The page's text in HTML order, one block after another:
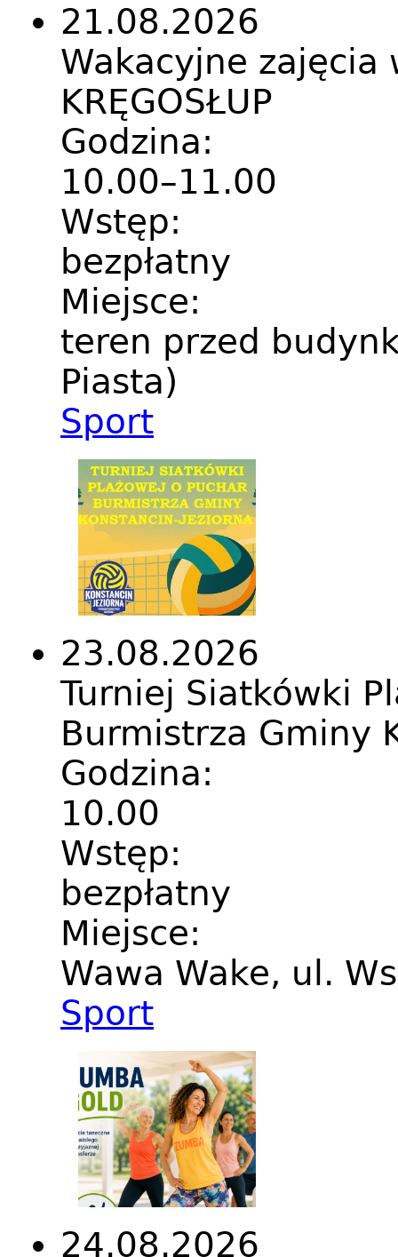
21.08.2026
Wakacyjne zajęcia
KRĘGOSŁUP
Godzina:
10.00–11.00
Wstęp:
bezpłatny
Miejsce:
teren przed
Piasta)
Sport
23.08.2026
Turniej Siatkówki
Burmistrza Gminy
Godzina:
10.00
Wstęp:
bezpłatny
Miejsce:
Wawa Wake, ul.
Sport
24.08.2026